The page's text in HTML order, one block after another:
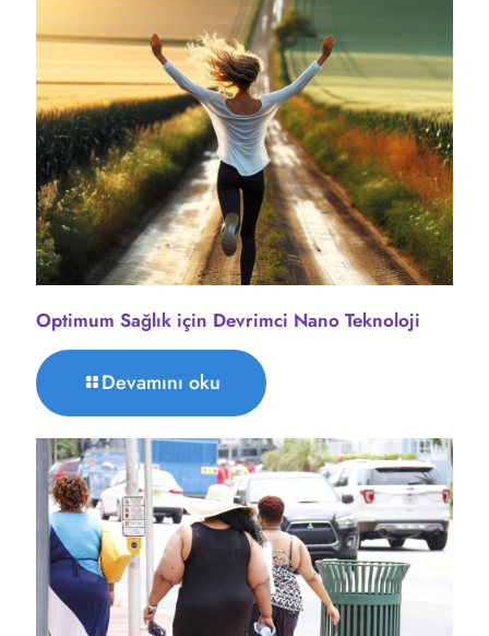
Optimum Sağlık için Devrimci Nano Teknoloji
Devamını oku